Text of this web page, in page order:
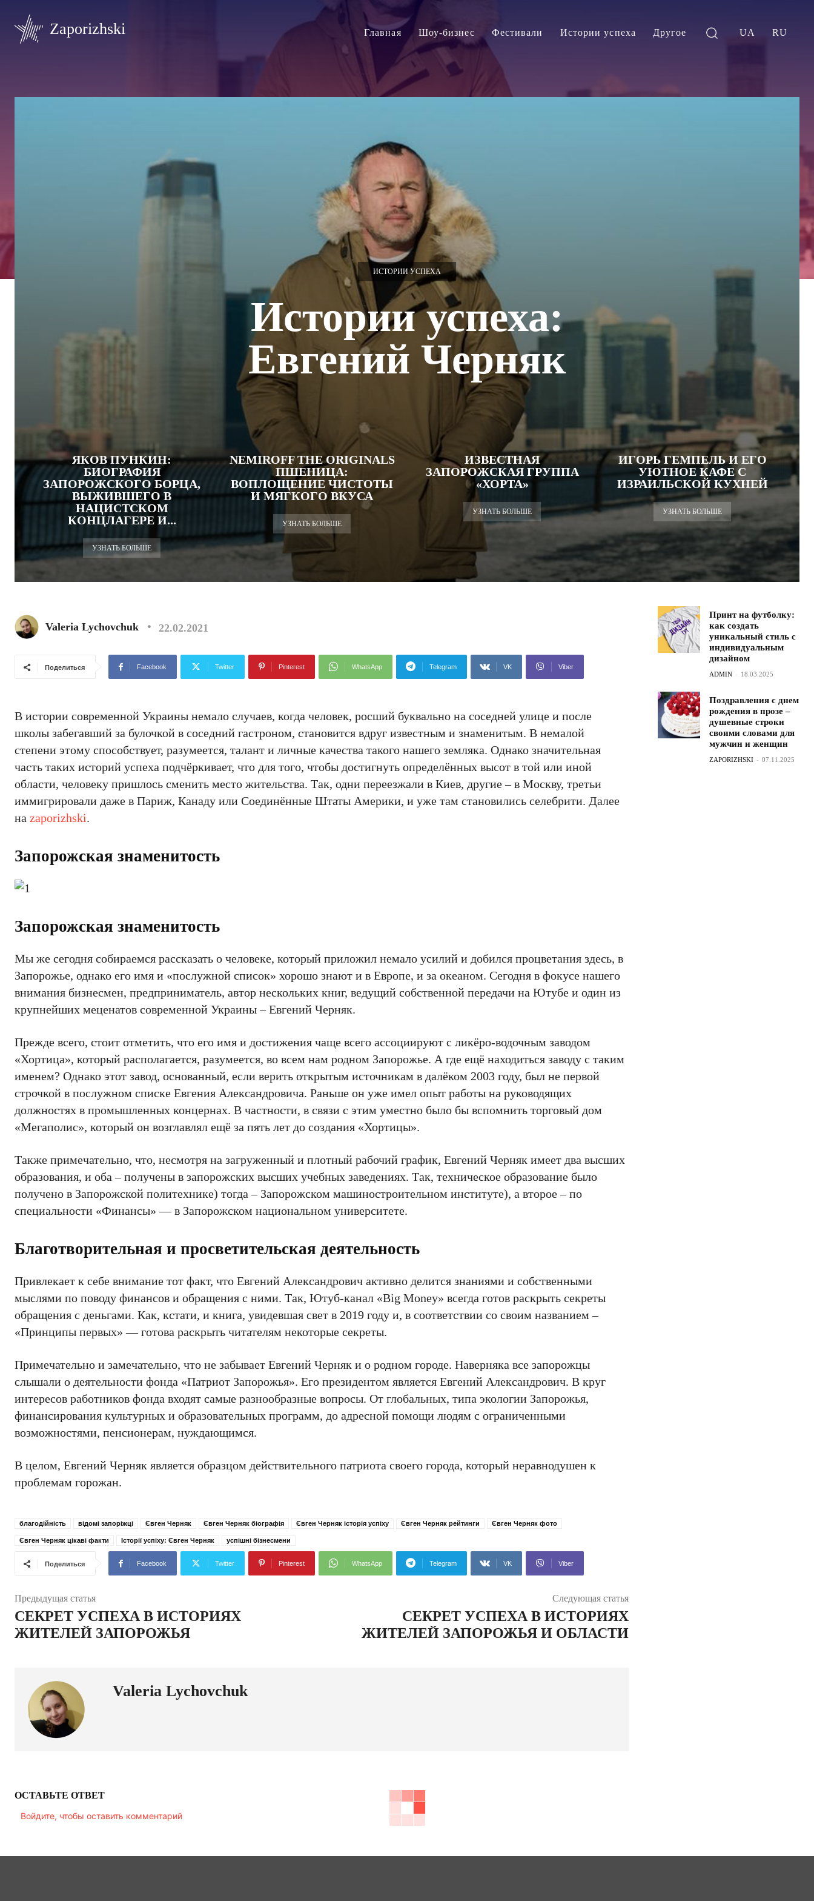
Zaporizhski Главная Шоу-бизнес Фестивали Истории успеха Другое UA RU
ИСТОРИИ УСПЕХА
Истории успеха:
Евгений Черняк
ЯКОВ ПУНКИН:
БИОГРАФИЯ
ЗАПОРОЖСКОГО БОРЦА,
ВЫЖИВШЕГО В
НАЦИСТСКОМ
КОНЦЛАГЕРЕ И...
УЗНАТЬ БОЛЬШЕ
NEMIROFF THE ORIGINALS
ПШЕНИЦА:
ВОПЛОЩЕНИЕ ЧИСТОТЫ
И МЯГКОГО ВКУСА
УЗНАТЬ БОЛЬШЕ
ИЗВЕСТНАЯ
ЗАПОРОЖСКАЯ ГРУППА
«ХОРТА»
УЗНАТЬ БОЛЬШЕ
ИГОРЬ ГЕМПЕЛЬ И ЕГО
УЮТНОЕ КАФЕ С
ИЗРАИЛЬСКОЙ КУХНЕЙ
УЗНАТЬ БОЛЬШЕ
Valeria Lychovchuk 22.02.2021
Поделиться Facebook Twitter Pinterest WhatsApp Telegram VK Viber
В истории современной Украины немало случаев, когда человек, росший буквально на соседней улице и после
школы забегавший за булочкой в соседний гастроном, становится вдруг известным и знаменитым. В немалой
степени этому способствует, разумеется, талант и личные качества такого нашего земляка. Однако значительная
часть таких историй успеха подчёркивает, что для того, чтобы достигнуть определённых высот в той или иной
области, человеку пришлось сменить место жительства. Так, одни переезжали в Киев, другие – в Москву, третьи
иммигрировали даже в Париж, Канаду или Соединённые Штаты Америки, и уже там становились селебрити. Далее
на zaporizhski.
Запорожская знаменитость
Запорожская знаменитость
Мы же сегодня собираемся рассказать о человеке, который приложил немало усилий и добился процветания здесь, в
Запорожье, однако его имя и «послужной список» хорошо знают и в Европе, и за океаном. Сегодня в фокусе нашего
внимания бизнесмен, предприниматель, автор нескольких книг, ведущий собственной передачи на Ютубе и один из
крупнейших меценатов современной Украины – Евгений Черняк.
Прежде всего, стоит отметить, что его имя и достижения чаще всего ассоциируют с ликёро-водочным заводом
«Хортица», который располагается, разумеется, во всем нам родном Запорожье. А где ещё находиться заводу с таким
именем? Однако этот завод, основанный, если верить открытым источникам в далёком 2003 году, был не первой
строчкой в послужном списке Евгения Александровича. Раньше он уже имел опыт работы на руководящих
должностях в промышленных концернах. В частности, в связи с этим уместно было бы вспомнить торговый дом
«Мегаполис», который он возглавлял ещё за пять лет до создания «Хортицы».
Также примечательно, что, несмотря на загруженный и плотный рабочий график, Евгений Черняк имеет два высших
образования, и оба – получены в запорожских высших учебных заведениях. Так, техническое образование было
получено в Запорожской политехнике) тогда – Запорожском машиностроительном институте), а второе – по
специальности «Финансы» — в Запорожском национальном университете.
Благотворительная и просветительская деятельность
Привлекает к себе внимание тот факт, что Евгений Александрович активно делится знаниями и собственными
мыслями по поводу финансов и обращения с ними. Так, Ютуб-канал «Big Money» всегда готов раскрыть секреты
обращения с деньгами. Как, кстати, и книга, увидевшая свет в 2019 году и, в соответствии со своим названием –
«Принципы первых» — готова раскрыть читателям некоторые секреты.
Примечательно и замечательно, что не забывает Евгений Черняк и о родном городе. Наверняка все запорожцы
слышали о деятельности фонда «Патриот Запорожья». Его президентом является Евгений Александрович. В круг
интересов работников фонда входят самые разнообразные вопросы. От глобальных, типа экологии Запорожья,
финансирования культурных и образовательных программ, до адресной помощи людям с ограниченными
возможностями, пенсионерам, нуждающимся.
В целом, Евгений Черняк является образцом действительного патриота своего города, который неравнодушен к
проблемам горожан.
благодійність відомі запоріжці Євген Черняк Євген Черняк біографія Євген Черняк історія успіху Євген Черняк рейтинги Євген Черняк фото
Євген Черняк цікаві факти Історії успіху: Євген Черняк успішні бізнесмени
Поделиться Facebook Twitter Pinterest WhatsApp Telegram VK Viber
Предыдущая статья
СЕКРЕТ УСПЕХА В ИСТОРИЯХ
ЖИТЕЛЕЙ ЗАПОРОЖЬЯ
Следующая статья
СЕКРЕТ УСПЕХА В ИСТОРИЯХ
ЖИТЕЛЕЙ ЗАПОРОЖЬЯ И ОБЛАСТИ
Valeria Lychovchuk
ОСТАВЬТЕ ОТВЕТ
Войдите, чтобы оставить комментарий
Принт на футболку:
как создать
уникальный стиль с
индивидуальным
дизайном
ADMIN - 18.03.2025
Поздравления с днем
рождения в прозе –
душевные строки
своими словами для
мужчин и женщин
ZAPORIZHSKI - 07.11.2025